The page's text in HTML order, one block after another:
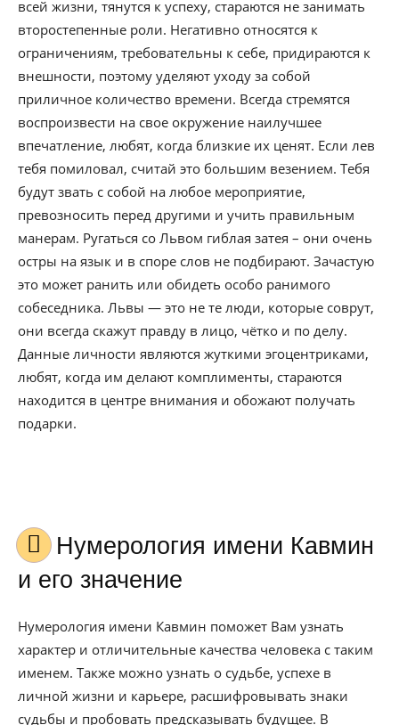
всей жизни, тянутся к успеху, стараются не занимать
второстепенные роли. Негативно относятся к
ограничениям, требовательны к себе, придираются к
внешности, поэтому уделяют уходу за собой
приличное количество времени. Всегда стремятся
воспроизвести на свое окружение наилучшее
впечатление, любят, когда близкие их ценят. Если лев
тебя помиловал, считай это большим везением. Тебя
будут звать с собой на любое мероприятие,
превозносить перед другими и учить правильным
манерам. Ругаться со Львом гиблая затея – они очень
остры на язык и в споре слов не подбирают. Зачастую
это может ранить или обидеть особо ранимого
собеседника. Львы — это не те люди, которые соврут,
они всегда скажут правду в лицо, чётко и по делу.
Данные личности являются жуткими эгоцентриками,
любят, когда им делают комплименты, стараются
находится в центре внимания и обожают получать
подарки.
Нумерология имени Кавмин
и его значение
Нумерология имени Кавмин поможет Вам узнать
характер и отличительные качества человека с таким
именем. Также можно узнать о судьбе, успехе в
личной жизни и карьере, расшифровывать знаки
судьбы и пробовать предсказывать будущее. В